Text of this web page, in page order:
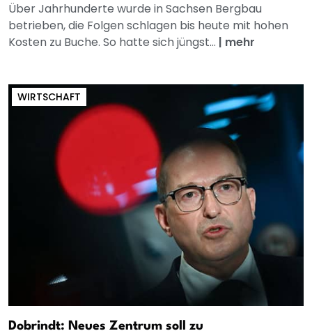
Über Jahrhunderte wurde in Sachsen Bergbau
betrieben, die Folgen schlagen bis heute mit hohen
Kosten zu Buche. So hatte sich jüngst... | mehr
WIRTSCHAFT
Dobrindt: Neues Zentrum soll zu